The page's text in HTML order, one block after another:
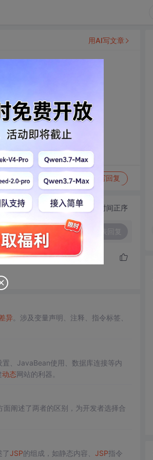
相对高度。
写回复
用AI写文章
切换为时间正序
异。涉及变量声明、注释、指令标签、
、JavaBean使用、数据库连接等内
动态网站的利器。
面阐述了两者的区别，为开发者选择合
了JSP的组成，如静态内容、 JSP指令